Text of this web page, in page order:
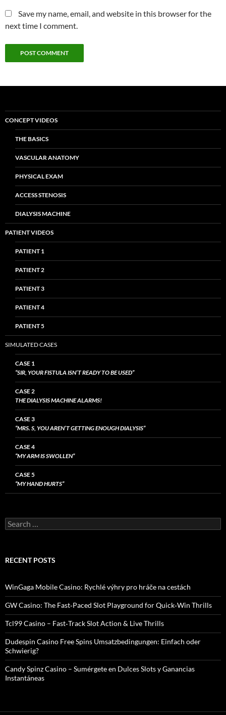
Save my name, email, and website in this browser for the
next time I comment.
CONCEPT VIDEOS
THE BASICS
VASCULAR ANATOMY
PHYSICAL EXAM
ACCESS STENOSIS
DIALYSIS MACHINE
PATIENT VIDEOS
PATIENT 1
PATIENT 2
PATIENT 3
PATIENT 4
PATIENT 5
SIMULATED CASES
CASE 1
“SIR, YOUR FISTULA ISN’T READY TO BE USED”
CASE 2
THE DIALYSIS MACHINE ALARMS!
CASE 3
“MRS. S, YOU AREN’T GETTING ENOUGH DIALYSIS”
CASE 4
“MY ARM IS SWOLLEN”
CASE 5
“MY HAND HURTS”
Search
for:
RECENT POSTS
WinGaga Mobile Casino: Rychlé výhry pro hráče na cestách
GW Casino: The Fast‑Paced Slot Playground for Quick‑Win Thrills
Tcl99 Casino – Fast‑Track Slot Action & Live Thrills
Dudespin Casino Free Spins Umsatzbedingungen: Einfach oder
Schwierig?
Candy Spinz Casino – Sumérgete en Dulces Slots y Ganancias
Instantáneas